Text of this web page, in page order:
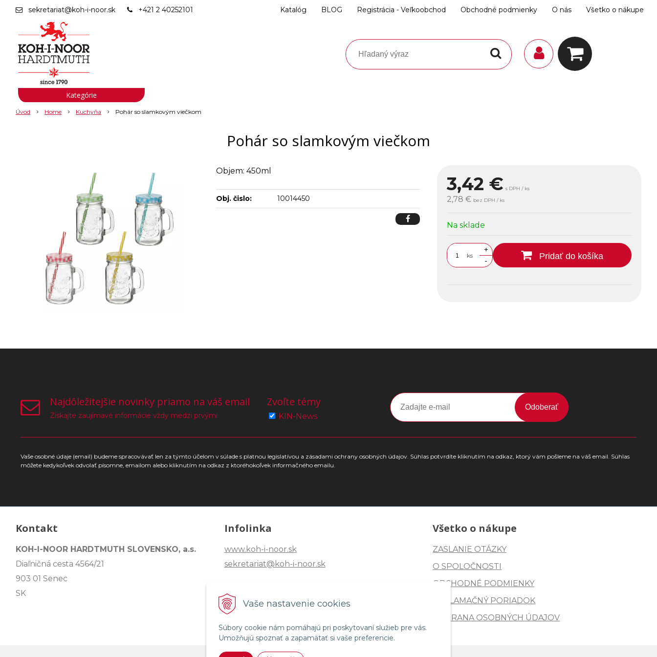
Vaše nastavenie cookies
Súbory cookie nám pomáhajú pri poskytovaní služieb pre vás.
Umožňujú spoznať a zapamätať si vaše preferencie.
sekretariat@koh-i-noor.sk +421 2 40252101 Katalóg BLOG Registrácia - Veľkoobchod Obchodné podmienky O nás Všetko o nákupe
Úvod Home Kuchyňa Pohár so slamkovým viečkom
Pohár so slamkovým viečkom
3,42 € s DPH / ks
2,78 € bez DPH / ks
Na sklade
ks
+
-
Pridať do košíka
Objem: 450ml
Obj. čislo: 10014450
Kategórie
Najdôležitejšie novinky priamo na váš email
Získajte zaujímavé informácie vždy medzi prvými
Zvoľte témy
KIN-News
Odoberať
Vaše osobné údaje (email) budeme spracovávať len za týmto účelom v súlade s platnou legislatívou a zásadami ochrany osobných údajov. Súhlas potvrdíte kliknutím na odkaz, ktorý vám pošleme na váš email. Súhlas
môžete kedykoľvek odvolať písomne, emailom alebo kliknutím na odkaz z ktoréhokoľvek informačného emailu.
Kontakt
KOH-I-NOOR HARDTMUTH SLOVENSKO, a.s.
Diaľničná cesta 4564/21
903 01 Senec
SK
Infolinka
www.koh-i-noor.sk
sekretariat@koh-i-noor.sk
Tel: +421 2 40252101
Fax: +421 2 44872870
Všetko o nákupe
ZASLANIE OTÁZKY
O SPOLOČNOSTI
OBCHODNÉ PODMIENKY
REKLAMAČNÝ PORIADOK
OCHRANA OSOBNÝCH ÚDAJOV